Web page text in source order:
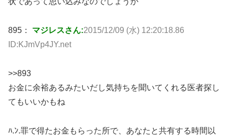
895： マジレスさん:2015/12/09 (水) 12:20:18.86
ID:KJmVp4JY.net
>>893
お金に余裕あるみたいだし気持ちを聞いてくれる医者探し
てもいいかもね
ﾊ.ﾝ.罪で得たお金もらった所で、あなたと共有する時間以